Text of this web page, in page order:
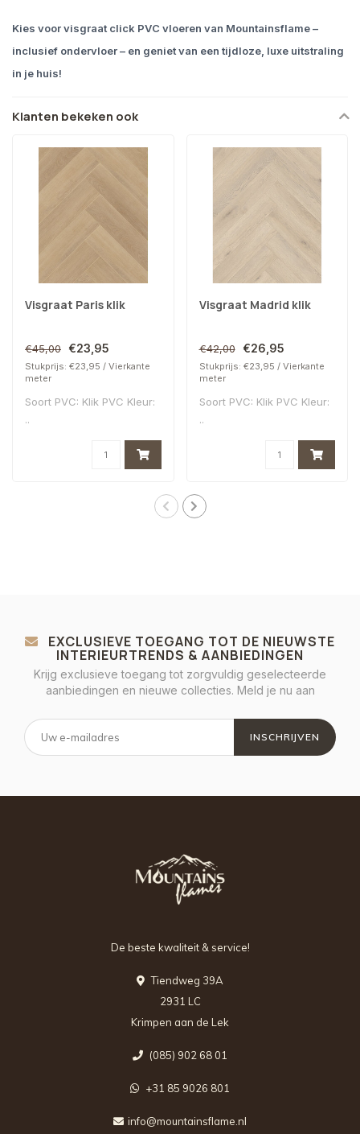
Kies voor visgraat click PVC vloeren van Mountainsflame –
inclusief ondervloer – en geniet van een tijdloze, luxe uitstraling
in je huis!
Klanten bekeken ook
Visgraat Paris klik
€45,00 €23,95
Stukprijs: €23,95 / Vierkante
meter
Soort PVC: Klik PVC Kleur:
..
Visgraat Madrid klik
€42,00 €26,95
Stukprijs: €23,95 / Vierkante
meter
Soort PVC: Klik PVC Kleur:
..
EXCLUSIEVE TOEGANG TOT DE NIEUWSTE
INTERIEURTRENDS & AANBIEDINGEN
Krijg exclusieve toegang tot zorgvuldig geselecteerde
aanbiedingen en nieuwe collecties. Meld je nu aan
INSCHRIJVEN
De beste kwaliteit & service!
Tiendweg 39A
2931 LC
Krimpen aan de Lek
(085) 902 68 01
+31 85 9026 801
info@mountainsflame.nl